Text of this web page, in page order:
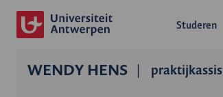
Studeren
WENDY HENS